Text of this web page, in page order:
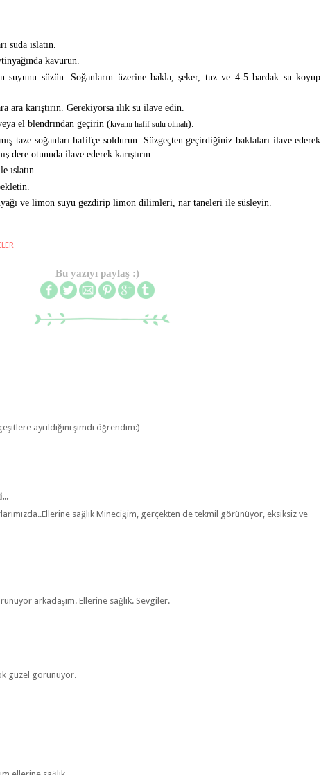
suda ıslatın.
kavurun.
suyunu süzün. Soğanların üzerine bakla, şeker, tuz ve 4-5 bardak su koyup
ara karıştırın. Gerekiyorsa ılık su ilave edin.
el blendrından geçirin (kıvamı hafif sulu olmalı).
taze soğanları hafifçe soldurun. Süzgeçten geçirdiğiniz baklaları ilave ederek
dere otunuda ilave ederek karıştırın.
ıslatın.
ve limon suyu gezdirip limon dilimleri, nar taneleri ile süsleyin.
Bu yazıyı paylaş :)
ayrıldığını şimdi öğrendim:)
sağlık Mineciğim, gerçekten de tekmil görünüyor, eksiksiz ve
arkadaşım. Ellerine sağlık. Sevgiler.
guzel gorunuyor.